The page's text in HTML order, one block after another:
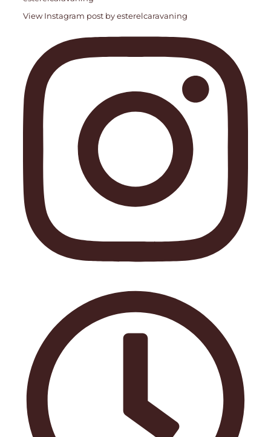
View Instagram post by esterelcaravaning